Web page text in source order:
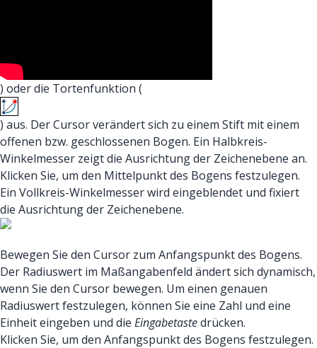
) oder die Tortenfunktion (
) aus. Der Cursor verändert sich zu einem Stift mit einem
offenen bzw. geschlossenen Bogen. Ein Halbkreis-
Winkelmesser zeigt die Ausrichtung der Zeichenebene an.
Klicken Sie, um den Mittelpunkt des Bogens festzulegen.
Ein Vollkreis-Winkelmesser wird eingeblendet und fixiert
die Ausrichtung der Zeichenebene.
Bewegen Sie den Cursor zum Anfangspunkt des Bogens.
Der Radiuswert im Maßangabenfeld ändert sich dynamisch,
wenn Sie den Cursor bewegen. Um einen genauen
Radiuswert festzulegen, können Sie eine Zahl und eine
Einheit eingeben und die Eingabetastedrücken.
Klicken Sie, um den Anfangspunkt des Bogens festzulegen.